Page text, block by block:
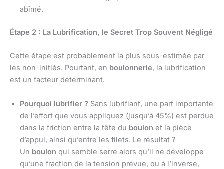
abîmé.
Étape 2 : La Lubrification, le Secret Trop Souvent Négligé
Cette étape est probablement la plus sous-estimée par
les non-initiés. Pourtant, en boulonnerie, la lubrification
est un facteur déterminant.
Pourquoi lubrifier ? Sans lubrifiant, une part importante
de l’effort que vous appliquez (jusqu’à 45%) est perdue
dans la friction entre la tête du boulon et la pièce
d’appui, ainsi qu’entre les filets. Le résultat ?
Un boulon qui semble serré alors qu’il ne développe
qu’une fraction de la tension prévue, ou à l’inverse,